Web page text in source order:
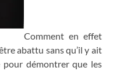
Comment en effet
abattu sans qu’il y ait
pour démontrer que les